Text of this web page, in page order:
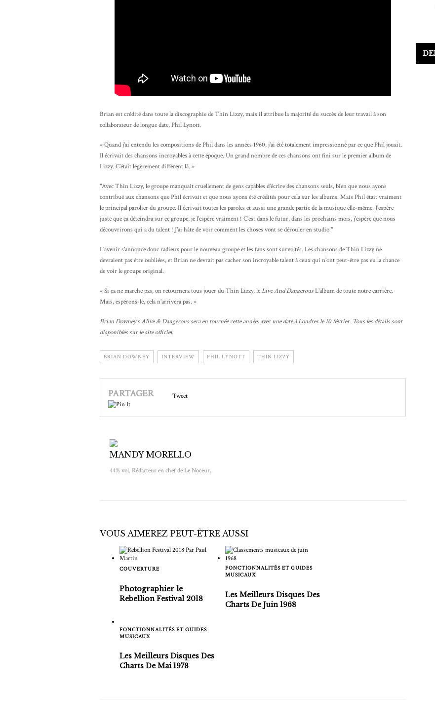
Brian est crédité dans toute la discographie de Thin Lizzy, mais il attribue la majorité du succès de leur travail à son
collaborateur de longue date, Phil Lynott.
« Quand j’ai entendu les compositions de Phil dans les années 1960, j’ai été totalement impressionné par ce que Phil jouait.
Il écrivait des chansons incroyables à cette époque. Un grand nombre de ces chansons ont fini sur le premier album de
Lizzy. C’était légèrement différent là. »
"Avec Thin Lizzy, le groupe manquait cruellement de gens capables d'écrire des chansons seuls, bien que nous ayons
contribué aux chansons que Phil écrivait et que nous ayons été crédités pour cela sur les albums. Mais Phil était vraiment
le principal parolier du groupe. Il écrivait toutes les paroles et aussi une grande partie de la musique elle-même. J'espère
juste que ça déteindra sur ce groupe, je l'espère vraiment ! C'est dans le futur, dans les prochains mois, j'espère que nous
découvrirons qui a du talent ! J'ai hâte de voir comment les choses vont se dérouler en studio."
L'avenir s'annonce donc radieux pour le nouveau groupe et les fans sont survoltés. Les chansons de Thin Lizzy ne
devraient pas être oubliées, et Brian ne devrait pas cacher son incroyable talent à ceux qui n'ont peut-être pas eu la chance
de voir le groupe original.
« Si ça ne marche pas, on retournera tous jouer du Thin Lizzy, leLive And DangerousL'album de toute notre carrière.
Mais, espérons-le, cela n'arrivera pas. »
Brian Downey’s Alive & Dangerous sera en tournée cette année, avec une date à Londres le 10 février. Tous les détails sont
disponibles sur le site officiel.
BRIAN DOWNEY INTERVIEW PHIL LYNOTT THIN LIZZY
PARTAGER Tweet
MANDY MORELLO
44% vol. Rédacteur en chef de Le Noceur.
VOUS AIMEREZ PEUT-ÊTRE AUSSI
COUVERTURE
Photographier le
Rebellion Festival 2018
FONCTIONNALITÉS ET GUIDES
MUSICAUX
Les Meilleurs Disques Des
Charts De Juin 1968
FONCTIONNALITÉS ET GUIDES
MUSICAUX
Les Meilleurs Disques Des
Charts De Mai 1978